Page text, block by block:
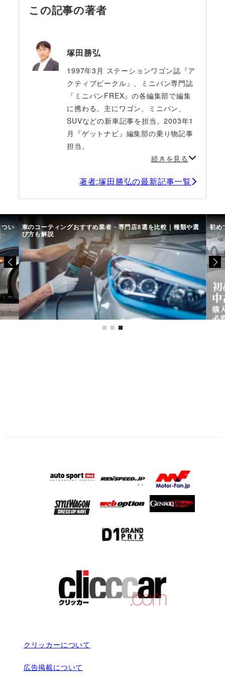
この記事の著者
塚田勝弘
1997年3月 ステーションワゴン誌『ア
クティブビークル』、ミニバン専門誌
『ミニバンFREX』の各編集部で編集
に携わる。主にワゴン、ミニバン、
SUVなどの新車記事を担当。2003年1
月『ゲットナビ』編集部の乗り物記事
担当。
続きを見る
著者:塚田勝弘の最新記事一覧
い 車のコーティングおすすめ業者・専門店8選を比較｜種類や選
び方も解説
初め
クリッカーについて
広告掲載について